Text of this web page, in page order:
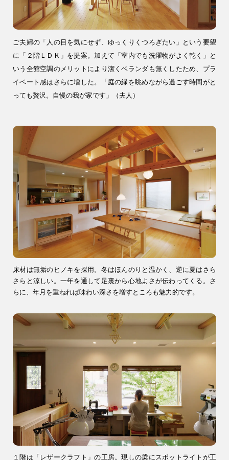
ご夫婦の「人の目を気にせず、ゆっくりくつろぎたい」という要望
に「２階ＬＤＫ」を提案。加えて「室内でも洗濯物がよく乾く」と
いう全館空調のメリットにより潔くベランダも無くしたため、プラ
イベート感はさらに増した。「庭の緑を眺めながら過ごす時間がと
っても贅沢。自慢の我が家です」（夫人）
床材は無垢のヒノキを採用。冬はほんのりと温かく、逆に夏はさら
さらと涼しい。一年を通して足裏から心地よさが伝わってくる。さ
らに、年月を重ねれば味わい深さを増すところも魅力的です。
１階は「レザークラフト」の工房。現しの梁にスポットライトが工
ブログ・コラム スタッフ紹介
注文住宅
リフォーム・